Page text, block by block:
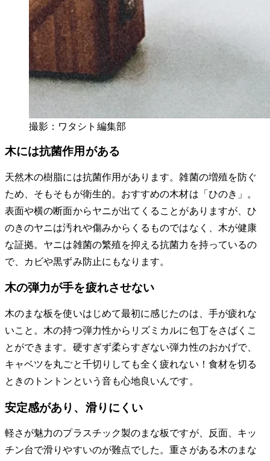
撮影：ワタシト編集部
木には抗菌作用がある
天然木の樹脂には抗菌作用があります。雑菌の増殖を防ぐ
ため、そもそもが衛生的。おすすめの木材は「ひのき」。
表面や横の断面からヤニが出てくることがありますが、ひ
のきのヤニは汚れや傷みからくるものではなく、木が健康
な証拠。ヤニは雑菌の繁殖を抑える抗菌力を持っているの
で、カビや黒ずみ防止にもなります。
木の弾力が手を疲れさせない
木のまな板を使いはじめて最初に感じたのは、手が疲れな
いこと。木の持つ弾力性からリズミカルに包丁をさばくこ
とができます。硬すぎず柔らすぎない弾力性のおかげで、
キャベツを丸ごと千切りしても全く疲れない！食材を切る
ときのトントンという音も心地良いんです。
安定感があり、滑りにくい
軽さが魅力のプラスチック製のまな板ですが、反面、キッ
チン台で滑りやすいのが難点でした。重さがある木のまな